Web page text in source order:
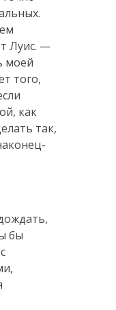
Луис. —
моей
того,
как
так,
бы